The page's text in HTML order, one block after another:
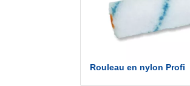
Rouleau en nylon Profi